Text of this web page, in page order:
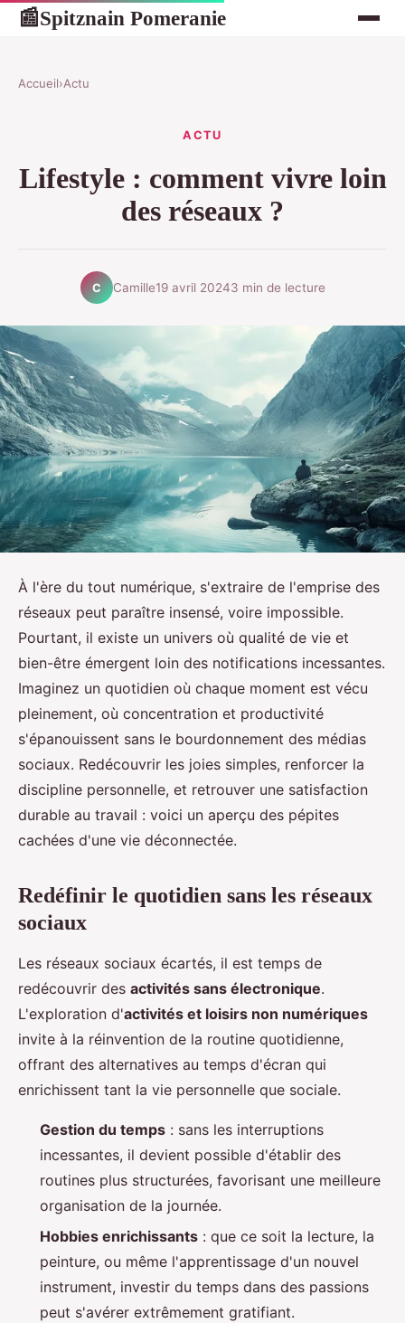
📰Spitznain Pomeranie
Accueil›Actu
ACTU
Lifestyle : comment vivre loin
des réseaux ?
C Camille19 avril 20243 min de lecture
À l'ère du tout numérique, s'extraire de l'emprise des
réseaux peut paraître insensé, voire impossible.
Pourtant, il existe un univers où qualité de vie et
bien-être émergent loin des notifications incessantes.
Imaginez un quotidien où chaque moment est vécu
pleinement, où concentration et productivité
s'épanouissent sans le bourdonnement des médias
sociaux. Redécouvrir les joies simples, renforcer la
discipline personnelle, et retrouver une satisfaction
durable au travail : voici un aperçu des pépites
cachées d'une vie déconnectée.
Redéfinir le quotidien sans les réseaux
sociaux
Les réseaux sociaux écartés, il est temps de
redécouvrir des activités sans électronique.
L'exploration d'activités et loisirs non numériques
invite à la réinvention de la routine quotidienne,
offrant des alternatives au temps d'écran qui
enrichissent tant la vie personnelle que sociale.
Gestion du temps : sans les interruptions
incessantes, il devient possible d'établir des
routines plus structurées, favorisant une meilleure
organisation de la journée.
Hobbies enrichissants : que ce soit la lecture, la
peinture, ou même l'apprentissage d'un nouvel
instrument, investir du temps dans des passions
peut s'avérer extrêmement gratifiant.